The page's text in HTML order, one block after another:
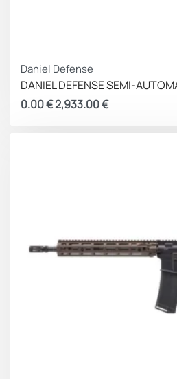
Daniel Defense
DANIEL DEFENSE SEMI-
0.00€2,933.00€